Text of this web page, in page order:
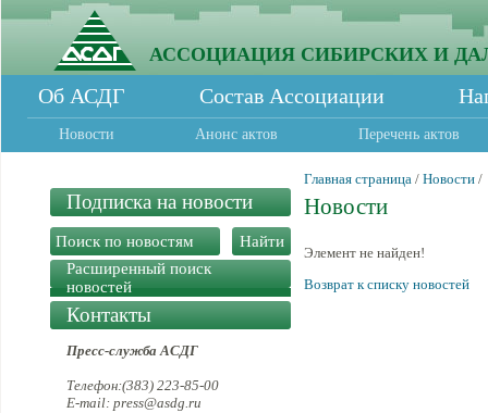
АССОЦИАЦИЯ СИБИРСКИХ И
Об АСДГ Состав Ассоциации
Новости Анонс актов Перечень актов
Подписка на новости
Расширенный поиск
новостей
Контакты
Пресс-служба АСДГ
Телефон:(383) 223-85-00
E-mail: press@asdg.ru
Главная страница / Новости /
Новости
Элемент не найден!
Возврат к списку новостей